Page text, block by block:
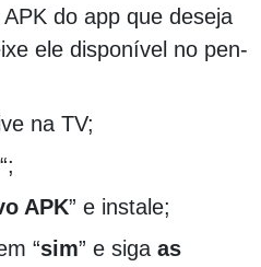
do app que deseja
ele disponível no pen-
na TV;
“;
APK” e instale;
“sim” e siga as